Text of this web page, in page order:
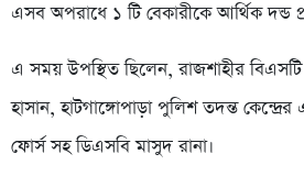
এসব অপরাধে ১ টি বেকারীকে আর্থিক দন্ড
এ সময় উপস্থিত ছিলেন, রাজশাহীর
হাসান, হাটগাঙ্গোপাড়া পুলিশ তদন্ত
ফোর্স সহ ডিএসবি মাসুদ রানা।